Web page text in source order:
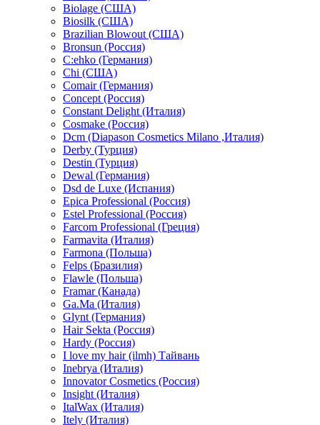
Biolage (США)
Biosilk (США)
Brazilian Blowout (США)
Bronsun (Россия)
C:ehko (Германия)
Chi (США)
Comair (Германия)
Concept (Россия)
Constant Delight (Италия)
Cosmake (Россия)
Dcm (Diapason Cosmetics Milano ,Италия)
Derby (Турция)
Destin (Турция)
Dewal (Германия)
Dsd de Luxe (Испания)
Epica Professional (Россия)
Estel Professional (Россия)
Farcom Professional (Греция)
Farmavita (Италия)
Farmona (Польша)
Felps (Бразилия)
Flawle (Польша)
Framar (Канада)
Ga.Ma (Италия)
Glynt (Германия)
Hair Sekta (Россия)
Hardy (Россия)
I love my hair (ilmh) Тайвань
Inebrya (Италия)
Innovator Cosmetics (Россия)
Insight (Италия)
ItalWax (Италия)
Itely (Италия)